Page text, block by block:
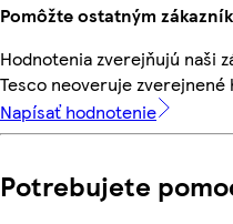
Pomôžte ostatným
Hodnotenia zverejňujú naši
Tesco neoveruje zverejnené
Napísať hodnotenie
Potrebujete